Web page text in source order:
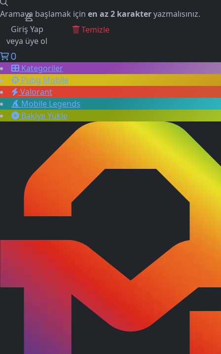
Aramaya başlamak için en az 2 karakteryazmalısınız.
GEÇMİŞ ARAMALAR
Temizle
Giriş Yap
veya üye ol
0
Kategoriler
Pubg Mobile
Valorant
Mobile Legends
Bakiye Yükle